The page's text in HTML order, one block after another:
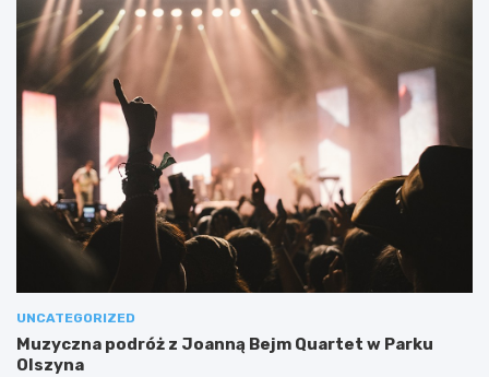
UNCATEGORIZED
Muzyczna podróż z Joanną Bejm Quartet w Parku
Olszyna